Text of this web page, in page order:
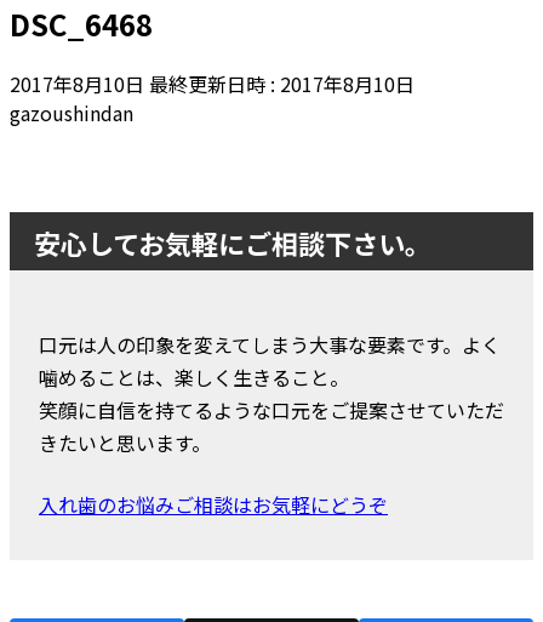
DSC_6468
2017年8月10日 最終更新日時 : 2017年8月10日
gazoushindan
安心してお気軽にご相談下さい。
口元は人の印象を変えてしまう大事な要素です。よく
噛めることは、楽しく生きること。
笑顔に自信を持てるような口元をご提案させていただ
きたいと思います。
入れ歯のお悩みご相談はお気軽にどうぞ